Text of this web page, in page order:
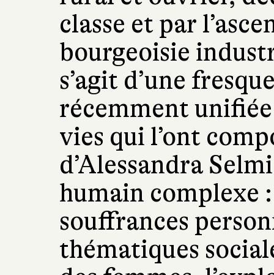
classe et par
bourgeoisie
s’agit d’une
récemment
vies qui l’ont
d’Alessandra
humain complexe
souffrances
thématiques